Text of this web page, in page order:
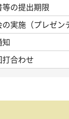
等の提出期限
の実施（プレゼン
知
打合わせ